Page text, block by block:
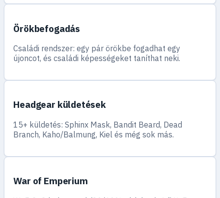
Örökbefogadás
Családi rendszer: egy pár örökbe fogadhat egy
újoncot, és családi képességeket taníthat neki.
Headgear küldetések
15+ küldetés: Sphinx Mask, Bandit Beard, Dead
Branch, Kaho/Balmung, Kiel és még sok más.
War of Emperium